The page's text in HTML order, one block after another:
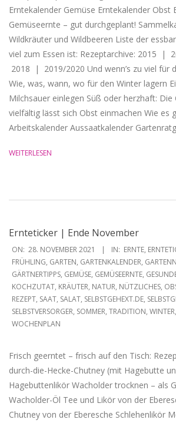
Erntekalender Gemüse Erntekalender Obst
Gemüseernte – gut durchgeplant!
Wildkräuter und Wildbeeren Liste der
viel zum Essen ist: Rezeptarchive: 2015
2018 | 2019/2020 Und wenn’s zu viel für
Wie, was, wann, wo für den Winter lagern
Milchsauer einlegen Süß oder herzhaft: Die
vielfältig lässt sich Obst einmachen Wie es
Arbeitskalender Aussaatkalender
WEITERLESEN
Ernteticker | Ende November
2021-
11-
28
ON: 28. NOVEMBER 2021 IN: ERNTE,
FRÜHLING, GARTEN, GARTENKALENDER,
GÄRTNERTIPPS, GEMÜSE, GEMÜSEERNTE,
KOCHZUTAT, KRÄUTER, NATUR, NÜTZLICHES,
REZEPT, SAAT, SALAT, SELBSTGEHEXT.DE,
SELBSTVERSORGER, SOMMER, TRADITION, WINTER,
WOCHENPLAN
Frisch geerntet – frisch auf den Tisch:
durch-die-Hecke-Chutney (mit Hagebutte
Hagebuttenlikör Wacholder trocknen – als
Wacholder-Öl Tee und Likör von der
Chutney von der Eberesche Schlehenlikör